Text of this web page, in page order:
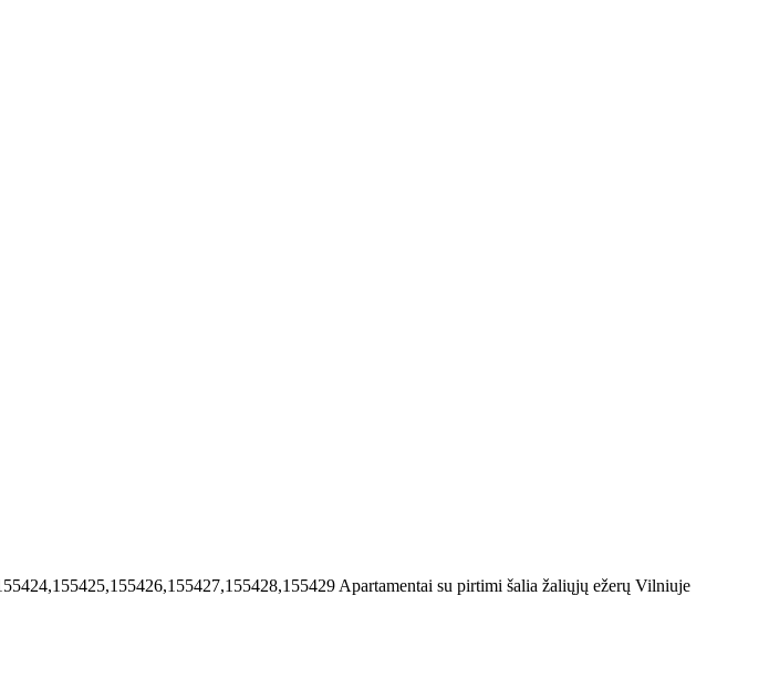
Apartamentai su pirtimi šalia žaliųjų ežerų Vilniuje